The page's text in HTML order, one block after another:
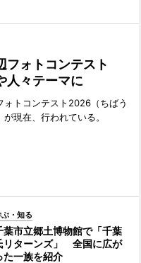
フォトコンテスト
人々テーマに
ォトコンテスト2026（ちばう
現在、行われている。
ぶ・知る
葉市立郷土博物館で「千葉
リターンズ」 全国に広が
た一族を紹介